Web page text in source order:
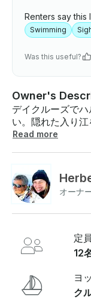
Renters say this
Swimming
Was this useful?
Owner's
デイクルーズで
い。隠れた入り
び込み、地中海
スパラトロニシ
めく停泊地の青い
体験をお約束し
-搭乗してウェル
を西へ出発して
で最初の停泊地
南へ航海してト
群島に向かいま
私たちはシトニ
Read more
オーナ
定員
12
ヨ
ク